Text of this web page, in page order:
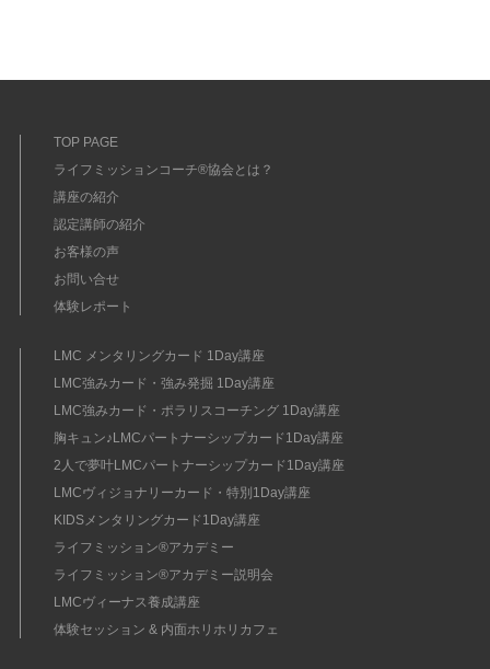
TOP PAGE
ライフミッションコーチ®協会とは？
講座の紹介
認定講師の紹介
お客様の声
お問い合せ
体験レポート
LMC メンタリングカード 1Day講座
LMC強みカード・強み発掘 1Day講座
LMC強みカード・ポラリスコーチング 1Day講座
胸キュン♪LMCパートナーシップカード1Day講座
2人で夢叶LMCパートナーシップカード1Day講座
LMCヴィジョナリーカード・特別1Day講座
KIDSメンタリングカード1Day講座
ライフミッション®︎アカデミー
ライフミッション®︎アカデミー説明会
LMCヴィーナス養成講座
体験セッション & 内面ホリホリカフェ